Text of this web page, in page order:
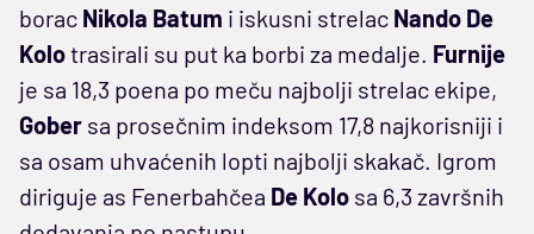
borac Nikola Batum i iskusni strelac Nando De
Kolotrasirali su put ka borbi za medalje. Furnije
je sa 18,3 poena po meču najbolji strelac ekipe,
Gober sa prosečnim indeksom 17,8 najkorisniji i
sa osam uhvaćenih lopti najbolji skakač. Igrom
diriguje as Fenerbahčea De Kolo sa 6,3 završnih